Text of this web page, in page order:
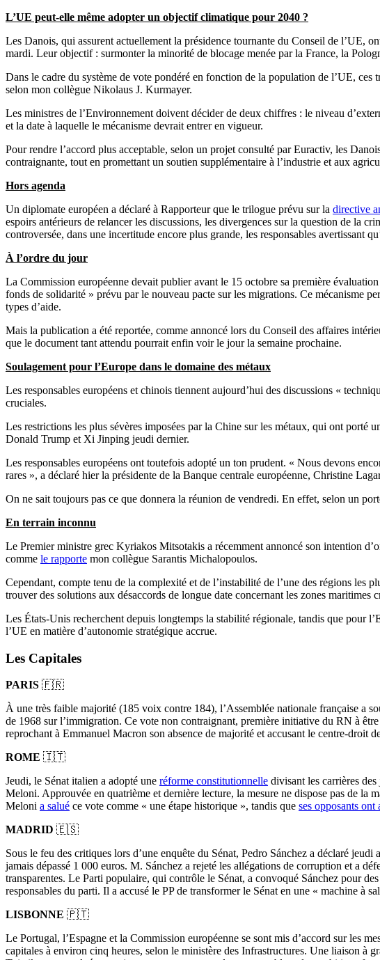
L’UE peut-elle même adopter un objectif climatique pour 2040 ?
Les Danois, qui assurent actuellement la présidence tournante du Conseil de l’UE,
mardi. Leur objectif : surmonter la minorité de blocage menée par la France, la
Dans le cadre du système de vote pondéré en fonction de la population de l’UE,
selon mon collègue Nikolaus J. Kurmayer.
Les ministres de l’Environnement doivent décider de deux chiffres : le niveau
et la date à laquelle le mécanisme devrait entrer en vigueur.
Pour rendre l’accord plus acceptable, selon un projet consulté par Euractiv, les
contraignante, tout en promettant un soutien supplémentaire à l’industrie et aux
Hors agenda
Un diplomate européen a déclaré à Rapporteur que le trilogue prévu sur la directive
espoirs antérieurs de relancer les discussions, les divergences sur la question de la
controversée, dans une incertitude encore plus grande, les responsables avertissant
À l’ordre du jour
La Commission européenne devait publier avant le 15 octobre sa première
fonds de solidarité » prévu par le nouveau pacte sur les migrations. Ce mécanisme
types d’aide.
Mais la publication a été reportée, comme annoncé lors du Conseil des affaires
que le document tant attendu pourrait enfin voir le jour la semaine prochaine.
Soulagement pour l’Europe dans le domaine des métaux
Les responsables européens et chinois tiennent aujourd’hui des discussions «
cruciales.
Les restrictions les plus sévères imposées par la Chine sur les métaux, qui ont porté
Donald Trump et Xi Jinping jeudi dernier.
Les responsables européens ont toutefois adopté un ton prudent. « Nous devons
rares », a déclaré hier la présidente de la Banque centrale européenne, Christine
On ne sait toujours pas ce que donnera la réunion de vendredi. En effet, selon un
En terrain inconnu
Le Premier ministre grec Kyriakos Mitsotakis a récemment annoncé son intention
comme le rapporte mon collègue Sarantis Michalopoulos.
Cependant, compte tenu de la complexité et de l’instabilité de l’une des régions
trouver des solutions aux désaccords de longue date concernant les zones maritimes
Les États-Unis recherchent depuis longtemps la stabilité régionale, tandis que pour
l’UE en matière d’autonomie stratégique accrue.
Les Capitales
PARIS 🇫🇷
À une très faible majorité (185 voix contre 184), l’Assemblée nationale française a
de 1968 sur l’immigration. Ce vote non contraignant, première initiative du RN à
reprochant à Emmanuel Macron son absence de majorité et accusant le centre-droit
ROME 🇮🇹
Jeudi, le Sénat italien a adopté une réforme constitutionnelle divisant les carrières
Meloni. Approuvée en quatrième et dernière lecture, la mesure ne dispose pas de la
Meloni a salué ce vote comme « une étape historique », tandis que ses opposants ont
MADRID 🇪🇸
Sous le feu des critiques lors d’une enquête du Sénat, Pedro Sánchez a déclaré
jamais dépassé 1 000 euros. M. Sánchez a rejeté les allégations de corruption et a
transparentes. Le Parti populaire, qui contrôle le Sénat, a convoqué Sánchez pour
responsables du parti. Il a accusé le PP de transformer le Sénat en une « machine à
LISBONNE 🇵🇹
Le Portugal, l’Espagne et la Commission européenne se sont mis d’accord sur les
capitales à environ cinq heures, selon le ministère des Infrastructures. Une liaison à